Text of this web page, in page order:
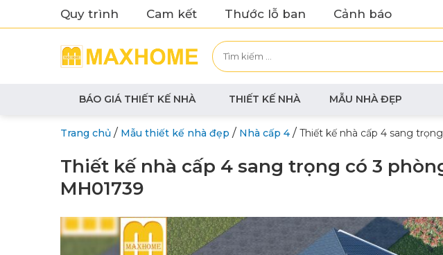
Quy trình Cam kết Thước lỗ ban Cảnh báo
BÁO GIÁ THIẾT KẾ NHÀ THIẾT KẾ NHÀ MẪU NHÀ ĐẸP
Trang chủ / Mẫu thiết kế nhà đẹp / Nhà cấp 4 / Thiết kế nhà cấp 4 sang
Thiết kế nhà cấp 4 sang trọng có 3
MH01739